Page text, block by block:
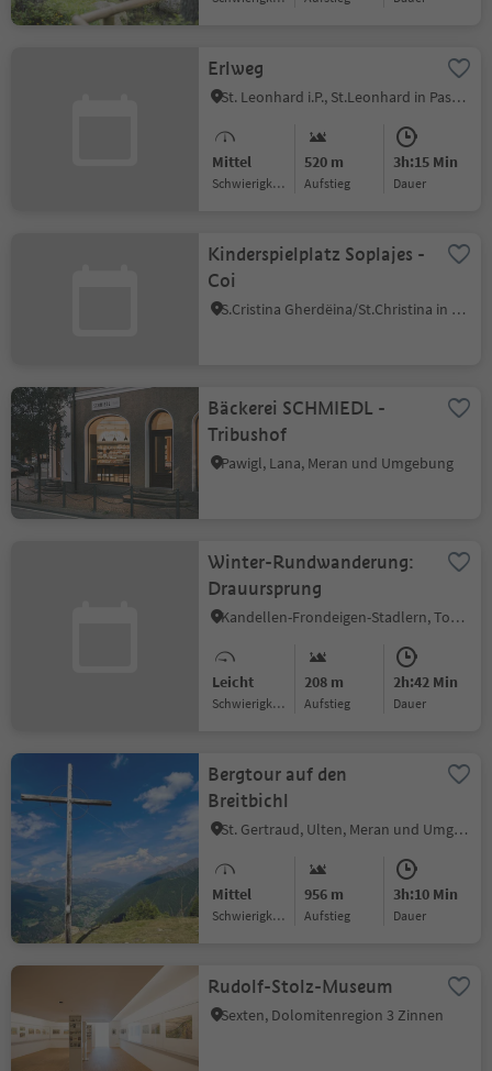
Erlweg
St. Leonhard i.P., St.Leonhard in Passeier, Meran und Umgebung
Mittel
Schwierigkeitsgrad
520 m
Aufstieg
3h:15 Min
Dauer
Kinderspielplatz Soplajes -
Coi
S.Cristina Gherdëina/St.Christina in Gröden, St.Christina in Gröden, Dolomitenregion Gröden
Bäckerei SCHMIEDL -
Tribushof
Pawigl, Lana, Meran und Umgebung
Winter-Rundwanderung:
Drauursprung
Kandellen-Frondeigen-Stadlern, Toblach, Dolomitenregion 3 Zinnen
Leicht
Schwierigkeitsgrad
208 m
Aufstieg
2h:42 Min
Dauer
Bergtour auf den
Breitbichl
St. Gertraud, Ulten, Meran und Umgebung
Mittel
Schwierigkeitsgrad
956 m
Aufstieg
3h:10 Min
Dauer
Rudolf-Stolz-Museum
Sexten, Dolomitenregion 3 Zinnen